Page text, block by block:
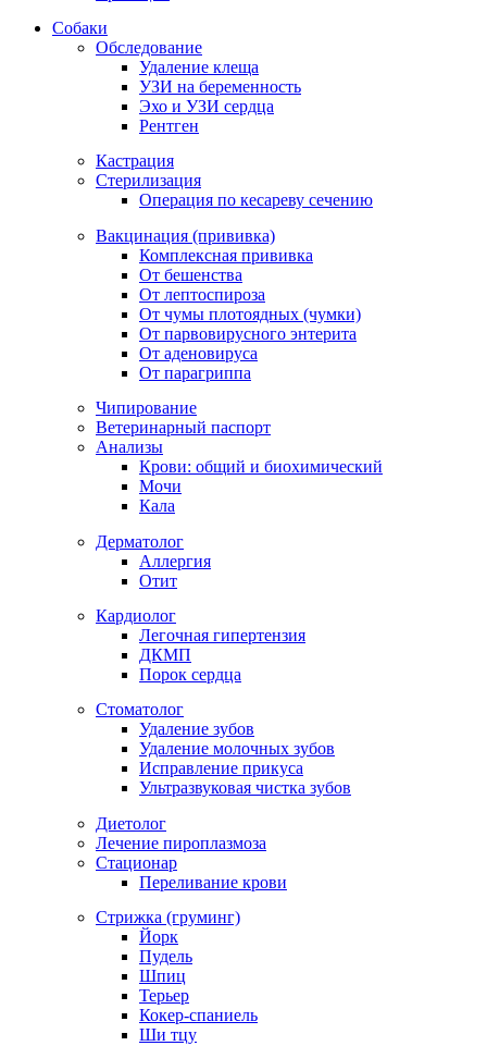
Собаки
Обследование
Удаление клеща
УЗИ на беременность
Эхо и УЗИ сердца
Рентген
Кастрация
Стерилизация
Операция по кесареву сечению
Вакцинация (прививка)
Комплексная прививка
От бешенства
От лептоспироза
От чумы плотоядных (чумки)
От парвовирусного энтерита
От аденовируса
От парагриппа
Чипирование
Ветеринарный паспорт
Анализы
Крови: общий и биохимический
Мочи
Кала
Дерматолог
Аллергия
Отит
Кардиолог
Легочная гипертензия
ДКМП
Порок сердца
Стоматолог
Удаление зубов
Удаление молочных зубов
Исправление прикуса
Ультразвуковая чистка зубов
Диетолог
Лечение пироплазмоза
Стационар
Переливание крови
Стрижка (груминг)
Йорк
Пудель
Шпиц
Терьер
Кокер-спаниель
Ши тцу